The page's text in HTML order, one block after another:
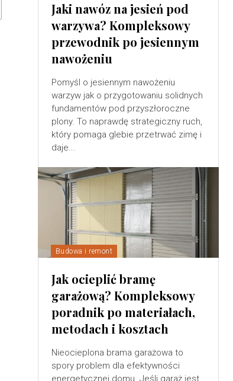
Jaki nawóz na jesień pod
warzywa? Kompleksowy
przewodnik po jesiennym
nawożeniu
Pomyśl o jesiennym nawożeniu
warzyw jak o przygotowaniu solidnych
fundamentów pod przyszłoroczne
plony. To naprawdę strategiczny ruch,
który pomaga glebie przetrwać zimę i
daje...
Budowa i remont
Jak ocieplić bramę
garażową? Kompleksowy
poradnik po materiałach,
metodach i kosztach
Nieocieplona brama garażowa to
spory problem dla efektywności
energetycznej domu. Jeśli garaż jest